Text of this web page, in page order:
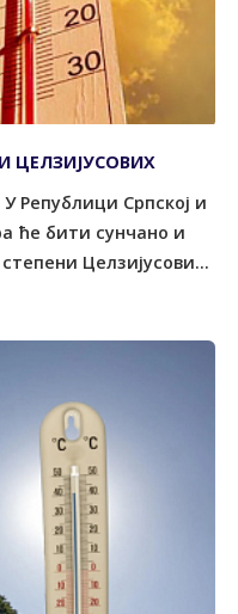
ЦЕЛЗИЈУСОВИХ
Републици Српској и
ће бити сунчано и
Целзијусови...